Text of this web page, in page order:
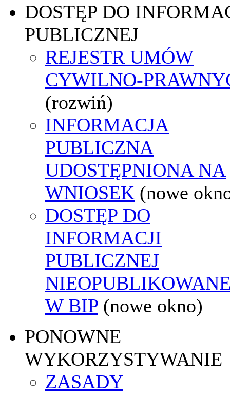
DOSTĘP DO
PUBLICZNEJ
REJESTR UMÓW
CYWILNO-
(rozwiń)
INFORMACJA
PUBLICZNA
UDOSTĘPNIONA NA
WNIOSEK (nowe
DOSTĘP DO
INFORMACJI
PUBLICZNEJ
W BIP (nowe okno)
PONOWNE
WYKORZYSTYWANIE
ZASADY